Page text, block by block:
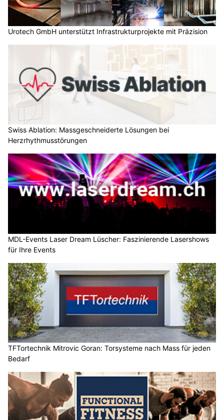
Urotech GmbH unterstützt Infrastrukturprojekte mit Präzision
Swiss Ablation: Massgeschneiderte Lösungen bei
Herzrhythmusstörungen
MDL-Events Laser Dream Lüscher: Faszinierende Lasershows
für Ihre Events
TFTortechnik Mitrovic Goran: Torsysteme nach Mass für jeden
Bedarf